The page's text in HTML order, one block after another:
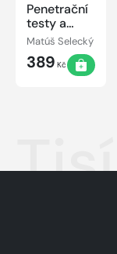
Penetrační
testy a
exploitace
Matúš Selecký
389 Kč